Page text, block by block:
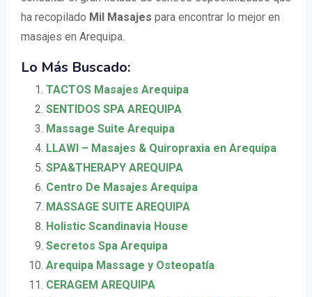
ha recopilado Mil Masajes para encontrar lo mejor en
masajes en Arequipa.
Lo Más Buscado:
TACTOS Masajes Arequipa
SENTIDOS SPA AREQUIPA
Massage Suite Arequipa
LLAWI – Masajes & Quiropraxia en Arequipa
SPA&THERAPY AREQUIPA
Centro De Masajes Arequipa
MASSAGE SUITE AREQUIPA
Holistic Scandinavia House
Secretos Spa Arequipa
Arequipa Massage y Osteopatía
CERAGEM AREQUIPA